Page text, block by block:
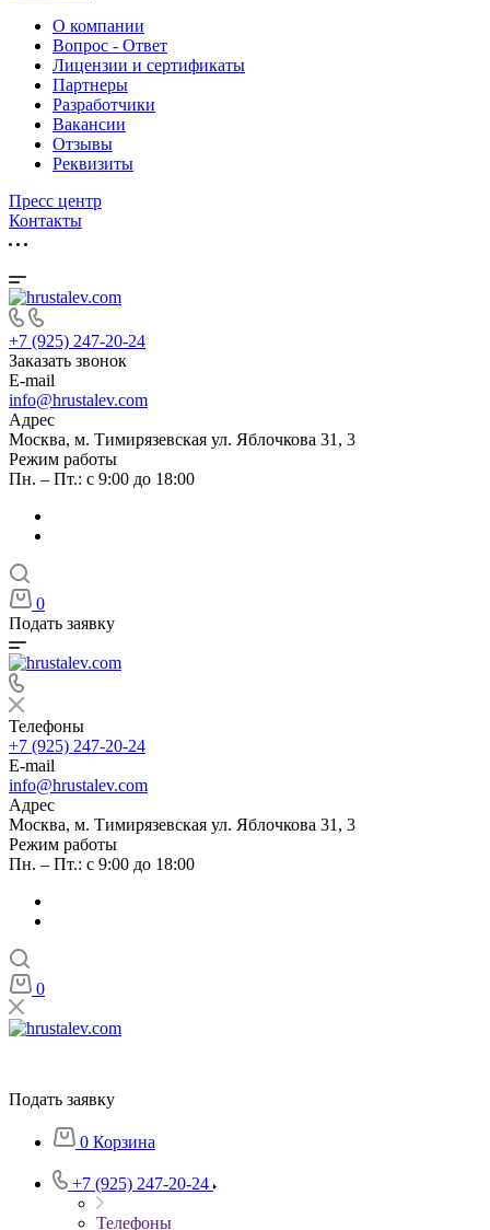
О компании
Вопрос - Ответ
Лицензии и сертификаты
Партнеры
Разработчики
Вакансии
Отзывы
Реквизиты
Пресс центр
Контакты
+7 (925) 247-20-24
Заказать звонок
E-mail
info@hrustalev.com
Адрес
Москва, м. Тимирязевская ул. Яблочкова 31, 3
Режим работы
Пн. – Пт.: с 9:00 до 18:00
0
Подать заявку
Телефоны
+7 (925) 247-20-24
E-mail
info@hrustalev.com
Адрес
Москва, м. Тимирязевская ул. Яблочкова 31, 3
Режим работы
Пн. – Пт.: с 9:00 до 18:00
0
Подать заявку
0 Корзина
+7 (925) 247-20-24
Телефоны